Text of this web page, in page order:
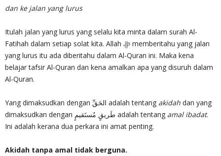
dan ke jalan yang lurus
Itulah jalan yang lurus yang selalu kita minta dalam surah Al-
Fatihah dalam setiap solat kita. Allah ﷻ memberitahu yang jalan
yang lurus itu ada diberitahu dalam Al-Quran ini. Maka kena
belajar tafsir Al-Quran dan kena amalkan apa yang disuruh dalam
Al-Quran.
Yang dimaksudkan dengan الحَقِّ adalah tentang akidah dan yang
dimaksudkan dengan طَريقٍ مُستَقيمٍ adalah tentang amal ibadat.
Ini adalah kerana dua perkara ini amat penting.
Akidah tanpa amal tidak berguna.